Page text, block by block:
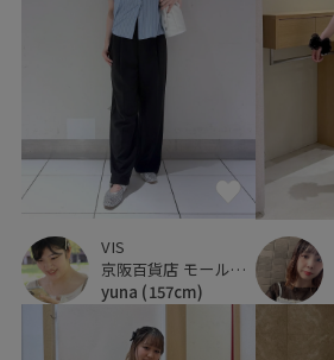
VIS
京阪百貨店 モール京橋店
yuna (157cm)